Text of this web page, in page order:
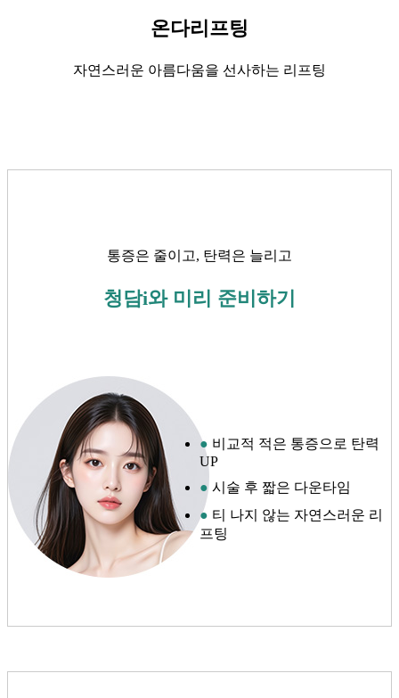
온다리프팅
자연스러운 아름다움을 선사하는 리프팅
통증은 줄이고, 탄력은 늘리고
청담i와 미리 준비하기
● 비교적 적은 통증으로 탄력
UP
●시술 후 짧은 다운타임
● 티 나지 않는 자연스러운 리
프팅